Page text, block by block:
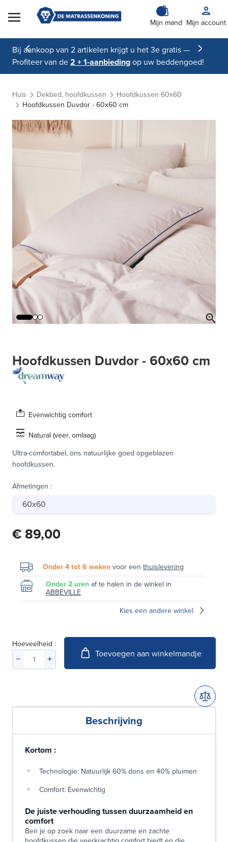
Skip to Content
Mijn mand Mijn account
Bij aankoop van 2 artikelen krijgt u het 3e gratis —
Profiteer van de2 + 1-aanbiedingop uw beddengoed!
Huis Dekbed, hoofdkussen
Hoofdkussen 60x60
Hoofdkussen Duvdor - 60x60 cm
Hoofdkussen Duvdor - 60x60 cm
Evenwichtig comfort
Natural (veer, omlaag)
Ultra-comfortabel, ons natuurlijke goed opgeblazen
hoofdkussen.
Afmetingen :
60x60
€ 89,00
Onder 4 tot 6 weken voor een thuislevering
Onder 2 uren af te halen in de winkel in
ABBEVILLE
Kies een andere winkel
Hoeveelheid :
Toevoegen aan winkelmandje
Beschrijving
Kortom :
Technologie: Natuurlijk 60% dons en 40% pluimen
Comfort: Evenwichtig
De juiste verhouding tussen duurzaamheid en
comfort
Ben je op zoek naar een duurzame en zachte